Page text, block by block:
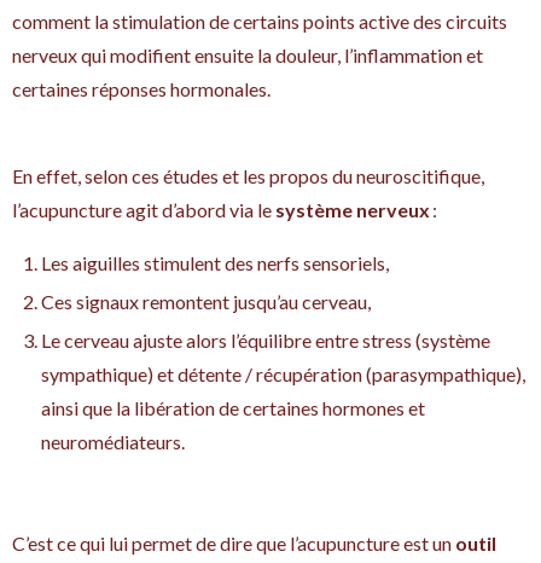
comment la stimulation de certains points active des circuits
nerveux qui modifient ensuite la douleur, l’inflammation et
certaines réponses hormonales.​​
En effet, selon ces études et les propos du neuroscitifique,
l’acupuncture agit d’abord via le système nerveux :
Les aiguilles stimulent des nerfs sensoriels,
Ces signaux remontent jusqu’au cerveau,
Le cerveau ajuste alors l’équilibre entre stress (système
sympathique) et détente / récupération (parasympathique),
ainsi que la libération de certaines hormones et
neuromédiateurs.​
C’est ce qui lui permet de dire que l’acupuncture est un outil